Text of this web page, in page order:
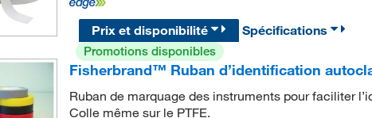
Prix et disponibilité
Spécifications
Promotions disponibles
Fisherbrand™ Ruban d’identification
Ruban de marquage des instruments pour faciliter
Colle même sur le PTFE.